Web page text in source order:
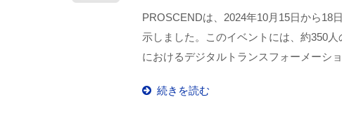
PROSCENDは、2024年10月15日から18
示しました。このイベントには、約350
におけるデジタルトランスフォーメーシ
続きを読む